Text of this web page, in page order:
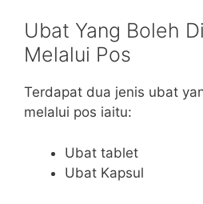
Ubat Yang Boleh
Melalui Pos
Terdapat dua jenis ubat
melalui pos iaitu:
Ubat tablet
Ubat Kapsul